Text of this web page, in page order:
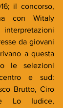
il concorso,
con  Witaly
da giovani
a questa
le selezioni
e sud:
Brutto, Ciro
Lo Iudice,